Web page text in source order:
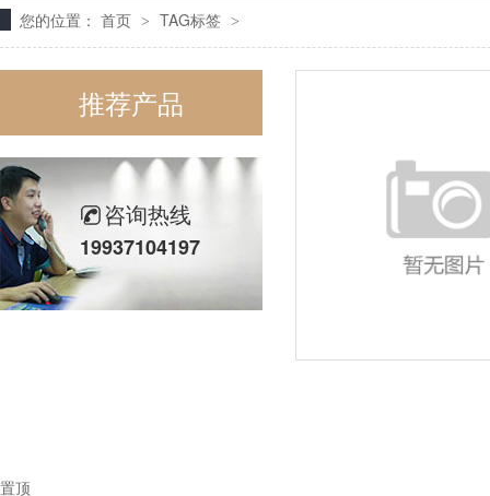
您的位置： 首页 > TAG标签 >
推荐产品
咨询热线
19937104197
置顶